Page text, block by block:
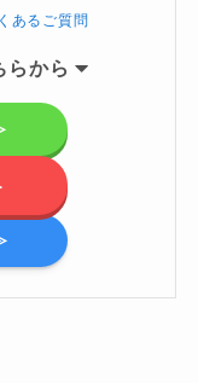
あるご質問
らから